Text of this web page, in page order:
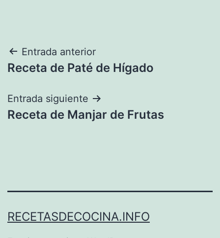
Navegación
de
entradas
Entrada anterior
Receta de Paté de Hígado
Entrada siguiente
Receta de Manjar de Frutas
RECETASDECOCINA.INFO